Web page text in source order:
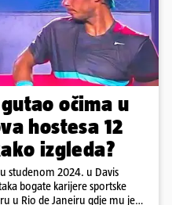
očima u
hostesa 12
izgleda?
studenom 2024. u Davis
bogate karijere sportske
u Rio de Janeiru gdje mu je